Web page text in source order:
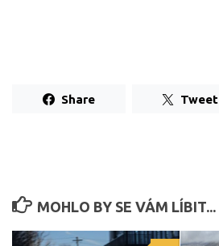
Share Tweet
MOHLO BY SE VÁM LÍBIT...